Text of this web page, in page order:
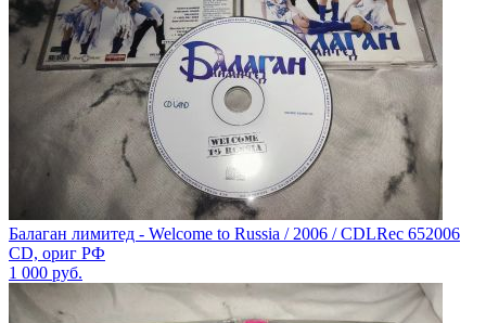
Балаган лимитед - Welcome to Russia / 2006 / CDLRec 652006
CD, ориг РФ
1 000 руб.